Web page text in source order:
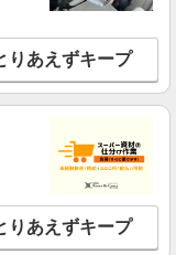
日払い有/週払い有/交
近く≫
細を見る
ト！住宅型有料老人
りあえずキープ
りあえずキープ